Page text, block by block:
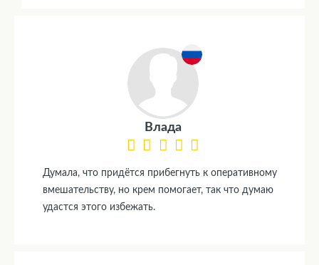
Влада
Думала, что придётся прибегнуть к оперативному
вмешательству, но крем помогает, так что думаю
удастся этого избежать.